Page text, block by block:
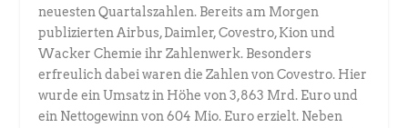
neuesten Quartalszahlen. Bereits am Morgen
publizierten Airbus, Daimler, Covestro, Kion und
Wacker Chemie ihr Zahlenwerk. Besonders
erfreulich dabei waren die Zahlen von Covestro. Hier
wurde ein Umsatz in Höhe von 3,863 Mrd. Euro und
ein Nettogewinn von 604 Mio. Euro erzielt. Neben